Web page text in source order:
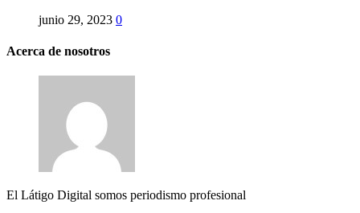
junio 29, 2023 0
Acerca de nosotros
El Látigo Digital somos periodismo profesional